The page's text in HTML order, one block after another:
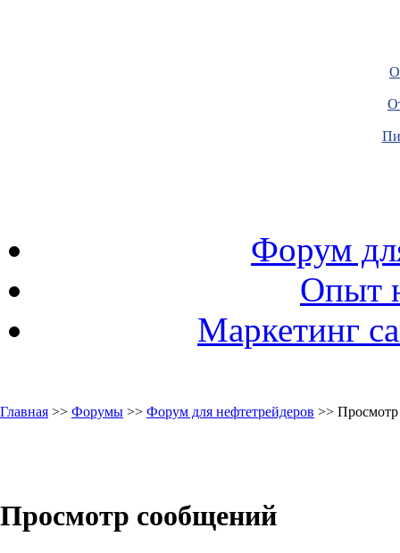
Форум
Опыт
Маркетинг
Главная >> Форумы >> Форум для нефтетрейдеров >>
Просмотр сообщений